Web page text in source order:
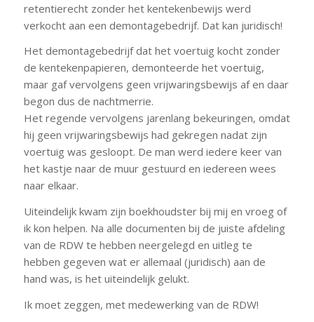
retentierecht zonder het kentekenbewijs werd
verkocht aan een demontagebedrijf. Dat kan juridisch!
Het demontagebedrijf dat het voertuig kocht zonder
de kentekenpapieren, demonteerde het voertuig,
maar gaf vervolgens geen vrijwaringsbewijs af en daar
begon dus de nachtmerrie.
Het regende vervolgens jarenlang bekeuringen, omdat
hij geen vrijwaringsbewijs had gekregen nadat zijn
voertuig was gesloopt. De man werd iedere keer van
het kastje naar de muur gestuurd en iedereen wees
naar elkaar.
Uiteindelijk kwam zijn boekhoudster bij mij en vroeg of
ik kon helpen. Na alle documenten bij de juiste afdeling
van de RDW te hebben neergelegd en uitleg te
hebben gegeven wat er allemaal (juridisch) aan de
hand was, is het uiteindelijk gelukt.
Ik moet zeggen, met medewerking van de RDW!